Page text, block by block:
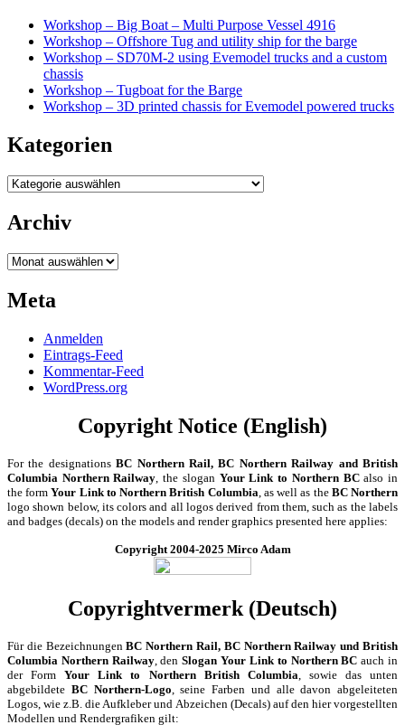
Workshop – Big Boat – Multi Purpose Vessel 4916
Workshop – Offshore Tug and utility ship for the barge
Workshop – SD70M-2 using Evemodel trucks and a custom
chassis
Workshop – Tugboat for the Barge
Workshop – 3D printed chassis for Evemodel powered trucks
Kategorien
Kategorien
Archiv
Archiv
Meta
Anmelden
Eintrags-Feed
Kommentar-Feed
WordPress.org
Copyright Notice (English)
For the designationsBC Northern Rail, BC Northern Railway and British
Columbia Northern Railway , the slogan Your Link to Northern BCalso in
the formYour Link to Northern British Columbia , as well as the BC Northern
logo shown below, its colors and all logos derived from them, such as the labels
and badges (decals) on the models and render graphics presented here applies:
Copyright 2004-2025 Mirco Adam
Copyrightvermerk (Deutsch)
Für die BezeichnungenBC Northern Rail, BC Northern Railway und British
Columbia Northern Railway, denSlogan Your Link to Northern BC auch in
der FormYour Link to Northern British Columbia , sowie das unten
abgebildete BC Northern-Logo , seine Farben und alle davon abgeleiteten
Logos, wie z.B. die Aufkleber und Abzeichen (Decals) auf den hier vorgestellten
Modellen und Rendergrafiken gilt: